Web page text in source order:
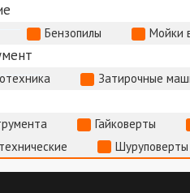
Бензопилы Мойки
Затирочные
Гайковерты